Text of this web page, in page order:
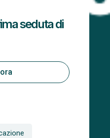
seduta di